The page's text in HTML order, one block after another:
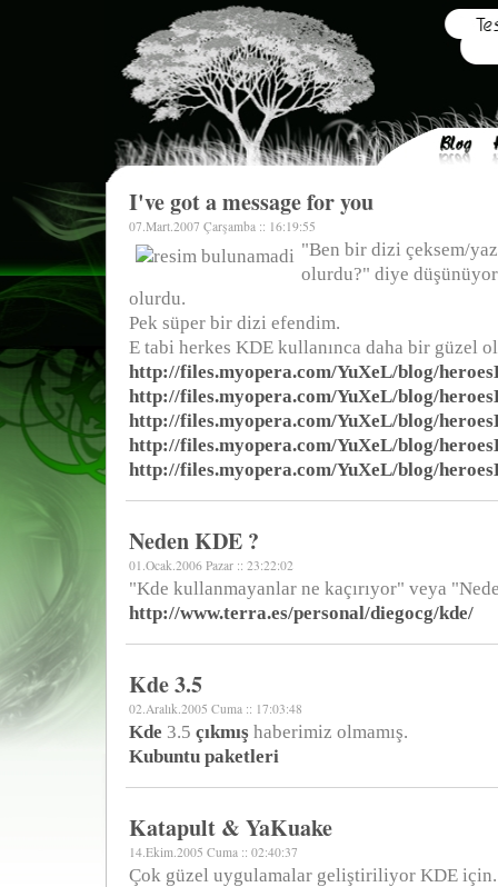
I've got a message for you
07.Mart.2007 Çarşamba :: 16:19:55
"Ben bir dizi çeksem/
olurdu?" diye
olurdu.
Pek süper bir dizi efendim.
E tabi herkes KDE kullanınca daha bir güzel
http://files.myopera.com/YuXeL/blog/
http://files.myopera.com/YuXeL/blog/
http://files.myopera.com/YuXeL/blog/
http://files.myopera.com/YuXeL/blog/
http://files.myopera.com/YuXeL/blog/
Neden KDE ?
01.Ocak.2006 Pazar :: 23:22:02
"Kde kullanmayanlar ne kaçırıyor" veya
http://www.terra.es/personal/diegocg/kde/
Kde 3.5
02.Aralık.2005 Cuma :: 17:03:48
Kde 3.5 çıkmış haberimiz olmamış.
Kubuntu paketleri
Katapult & YaKuake
14.Ekim.2005 Cuma :: 02:40:37
Çok güzel uygulamalar geliştiriliyor KDE